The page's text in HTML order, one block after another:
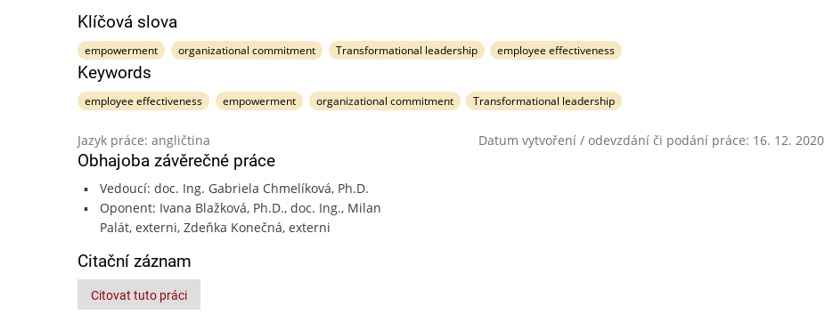
Klíčová slova
empowerment organizational commitment Transformational leadership employee effectiveness
Keywords
employee effectiveness empowerment organizational commitment Transformational leadership
Jazyk práce: angličtina Datum vytvoření / odevzdání či podání práce: 16. 12. 2020
Obhajoba závěrečné práce
Vedoucí: doc. Ing. Gabriela Chmelíková, Ph.D.
Oponent: Ivana Blažková, Ph.D., doc. Ing., Milan
Palát, externi, Zdeňka Konečná, externi
Citační záznam
Citovat tuto práci